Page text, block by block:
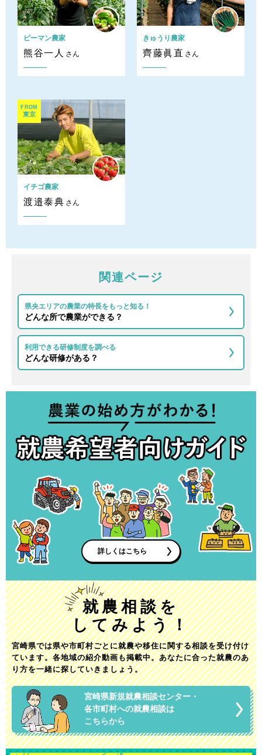
ピーマン農家
熊谷一人 さん
きゅうり農家
齊藤眞直 さん
FROM
東京
イチゴ農家
渡邉泰典 さん
関連ページ
県央エリアの農業の特長をもっと知る！
どんな所で農業ができる？
利用できる研修制度を調べる
どんな研修がある？
詳しくはこちら
就農相談を
してみよう！
宮崎県では県や市町村ごとに就農や移住に関する相談を受け付け
ています。各地域の紹介動画も掲載中。あなたに合った就農のあ
り方を一緒に探していきましょう。
宮崎県新規就農相談センター・
各市町村への就農相談は
こちらから